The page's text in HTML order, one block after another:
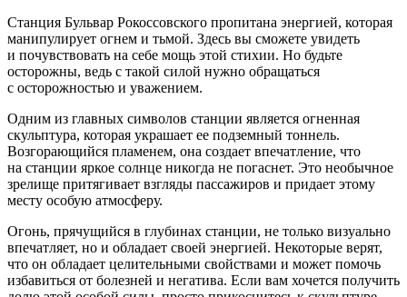
Станция Бульвар Рокоссовского пропитана энергией, которая
манипулирует огнем и тьмой. Здесь вы сможете увидеть
и почувствовать на себе мощь этой стихии. Но будьте
осторожны, ведь с такой силой нужно обращаться
с осторожностью и уважением.
Одним из главных символов станции является огненная
скульптура, которая украшает ее подземный тоннель.
Возгорающийся пламенем, она создает впечатление, что
на станции яркое солнце никогда не погаснет. Это необычное
зрелище притягивает взгляды пассажиров и придает этому
месту особую атмосферу.
Огонь, прячущийся в глубинах станции, не только визуально
впечатляет, но и обладает своей энергией. Некоторые верят,
что он обладает целительными свойствами и может помочь
избавиться от болезней и негатива. Если вам хочется получить